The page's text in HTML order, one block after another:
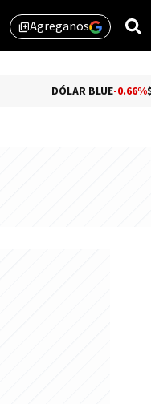
library_addAgreganos
DÓLAR BLUE-0.66%$1,530.00